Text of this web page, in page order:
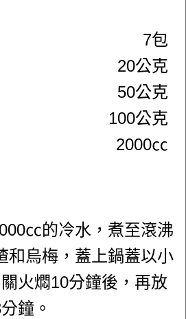
7包
20公克
50公克
100公克
2000㏄
㏄的冷水，煮至滾沸
和烏梅，蓋上鍋蓋以小
火燜10分鐘後，再放
鐘。